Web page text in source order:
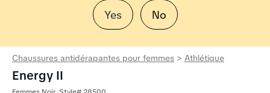
Yes No
Chaussures antidérapantes pour femmes > Athlétique
Energy II